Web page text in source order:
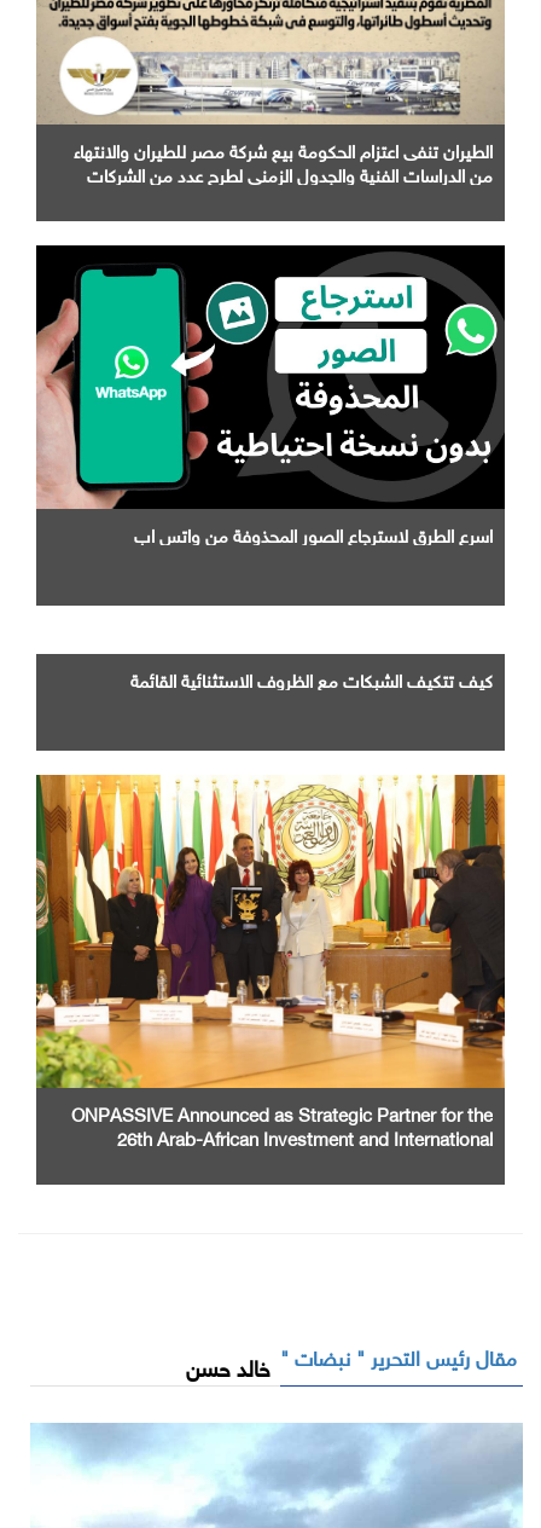
الطيران تنفى اعتزام الحكومة بيع شركة مصر للطيران والانتهاء
من الدراسات الفنية والجدول الزمني لطرح عدد من الشركات
اسرع الطرق لاسترجاع الصور المحذوفة من واتس اب
كيف تتكيف الشبكات مع الظروف الاستثنائية القائمة
ONPASSIVE Announced as Strategic Partner for the
26th Arab-African Investment and International
مقال رئيس التحرير " نبضات " خالد حسن